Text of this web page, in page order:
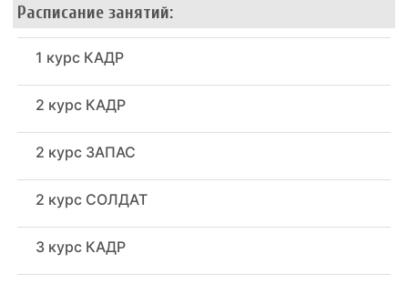
Расписание занятий:
1 курс КАДР
2 курс КАДР
2 курс ЗАПАС
2 курс СОЛДАТ
3 курс КАДР